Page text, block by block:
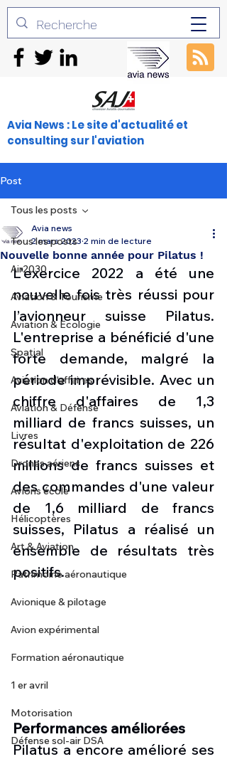
Avia News : Le site d'actualité et
consulting sur l'aviation
Post
Tous les posts
Air2030
Aviation & Tourisme
Aviation & Ecologie
Spatial
Aviation d'affaires
Aviation & Défense
Livres
Drones aériens
Avions école
Hélicoptères
Art & Aviation
Patrimoine aéronautique
Avionique & pilotage
Avion expérimental
Formation aéronautique
1 er avril
Motorisation
Défense sol-air DSA
Tous les posts
Nouvelle bonne année pour Pilatus !
Avia news
2 mars 2023 2 min de lecture
L'exercice 2022 a été une
nouvelle fois très réussi pour
l’avionneur suisse Pilatus.
L'entreprise a bénéficié d'une
forte demande, malgré la
période imprévisible. Avec un
chiffre d'affaires de 1,3
milliard de francs suisses, un
résultat d'exploitation de 226
millions de francs suisses et
des commandes d'une valeur
de 1,6 milliard de francs
suisses, Pilatus a réalisé un
ensemble de résultats très
positifs.
Performances améliorées
Pilatus a encore amélioré ses